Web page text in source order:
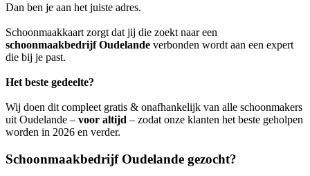
Dan ben je aan het juiste adres.
Schoonmaakkaart zorgt dat jij die zoekt naar een
schoonmaakbedrijf Oudelande verbonden wordt aan een expert
die bij je past.
Het beste gedeelte?
Wij doen dit compleet gratis & onafhankelijk van alle schoonmakers
uit Oudelande – voor altijd – zodat onze klanten het beste geholpen
worden in 2026 en verder.
Schoonmaakbedrijf Oudelande gezocht?